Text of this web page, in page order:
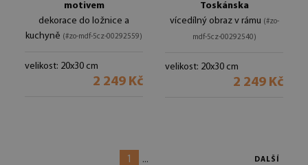
motivem
dekorace do ložnice a
kuchyně (#zo-mdf-5cz-00292559)
velikost: 20x30 cm
2 249 Kč
Toskánska
vícedílný obraz v rámu (#zo-
mdf-5cz-00292540)
velikost: 20x30 cm
2 249 Kč
1 ... DALŠÍ